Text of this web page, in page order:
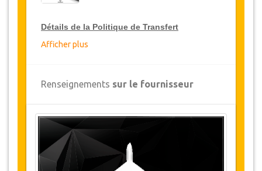
Détails de la Politique de Transfert
JazicoWorld offre pour les grands voyageurs,
15% de réduction sur les transferts
toute la Turquie et ce pendant une période de
12 mois, pour obtenir votre remise sur le
transfert, cliquez ci-dessus sur le bouton
Détails de la remise
Afficher plus
Renseignements sur le fournisseur